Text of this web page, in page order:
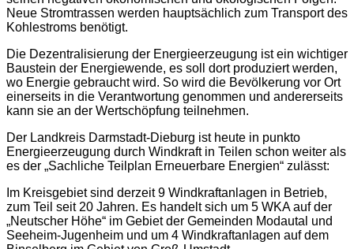
Neue Stromtrassen werden hauptsächlich zum Transport des
Kohlestroms benötigt.
Die Dezentralisierung der Energieerzeugung ist ein wichtiger
Baustein der Energiewende, es soll dort produziert werden,
wo Energie gebraucht wird. So wird die Bevölkerung vor Ort
einerseits in die Verantwortung genommen und andererseits
kann sie an der Wertschöpfung teilnehmen.
Der Landkreis Darmstadt-Dieburg ist heute in punkto
Energieerzeugung durch Windkraft in Teilen schon weiter als
es der „Sachliche Teilplan Erneuerbare Energien“ zulässt:
Im Kreisgebiet sind derzeit 9 Windkraftanlagen in Betrieb,
zum Teil seit 20 Jahren. Es handelt sich um 5 WKA auf der
„Neutscher Höhe“ im Gebiet der Gemeinden Modautal und
Seeheim-Jugenheim und um 4 Windkraftanlagen auf dem